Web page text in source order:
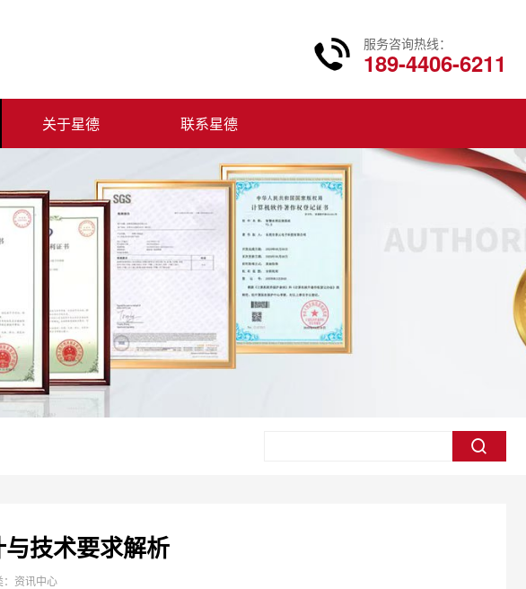
服务咨询热线：
189-4406-6211
关于星德 联系星德
技术要求解析
资讯中心